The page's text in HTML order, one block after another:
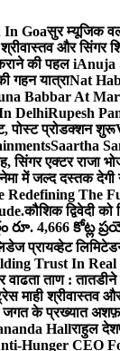
In Goaसुर म्यूजिक
और सिंगर
की पहल iAnuja
गहन यात्राNat
Babbar At
DelhiRupesh
पोस्ट प्रोडक्शन शुरू
Saartha
सिंगर एक्टर राजा
में जल्द दस्तक देगी
Redefining The
कौशिक द्विवेदी
4,666 కోట్ల
प्रायव्हेट
Trust In Real
वाढता ताण :
माही श्रीवास्तव
के प्रख्यात
Hallराहुल
Hunger CEO